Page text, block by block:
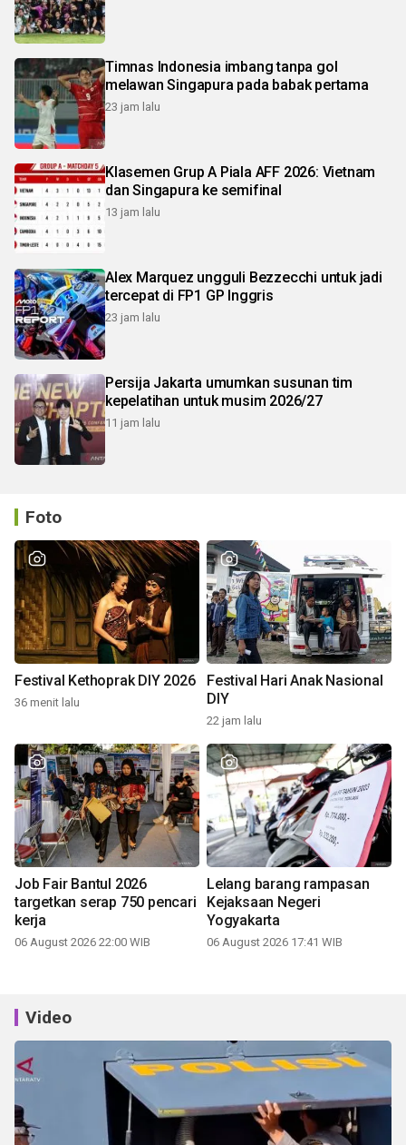
Timnas Indonesia imbang tanpa gol
melawan Singapura pada babak pertama
23 jam lalu
Klasemen Grup A Piala AFF 2026: Vietnam
dan Singapura ke semifinal
13 jam lalu
Alex Marquez ungguli Bezzecchi untuk jadi
tercepat di FP1 GP Inggris
23 jam lalu
Persija Jakarta umumkan susunan tim
kepelatihan untuk musim 2026/27
11 jam lalu
Foto
Festival Kethoprak DIY 2026
36 menit lalu
Festival Hari Anak Nasional
DIY
22 jam lalu
Job Fair Bantul 2026
targetkan serap 750 pencari
kerja
06 August 2026 22:00 WIB
Lelang barang rampasan
Kejaksaan Negeri
Yogyakarta
06 August 2026 17:41 WIB
Video